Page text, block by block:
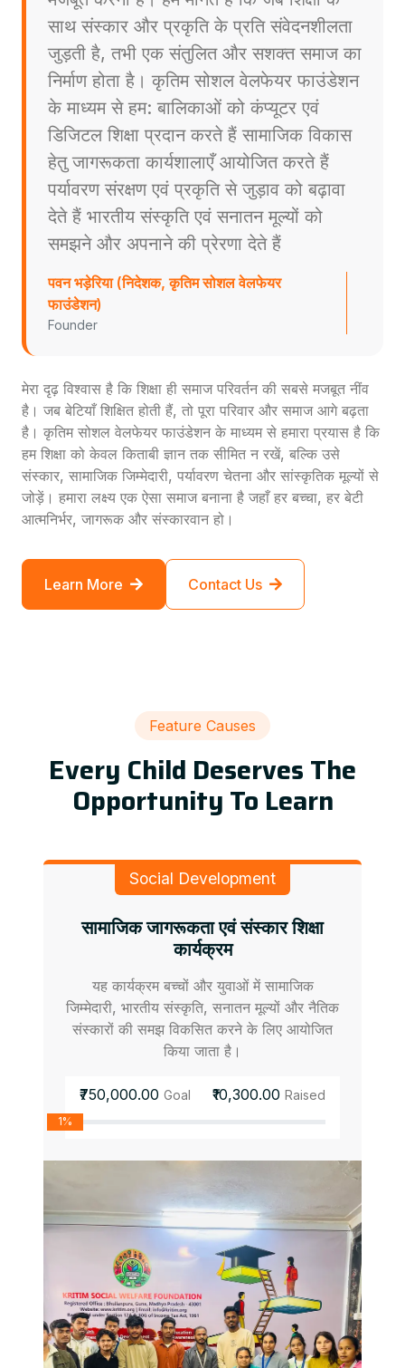
साथ संस्कार और प्रकृति के प्रति संवेदनशीलता
जुड़ती है, तभी एक संतुलित और सशक्त समाज का
निर्माण होता है। कृतिम सोशल वेलफेयर फाउंडेशन
के माध्यम से हम: बालिकाओं को कंप्यूटर एवं
डिजिटल शिक्षा प्रदान करते हैं सामाजिक विकास
हेतु जागरूकता कार्यशालाएँ आयोजित करते हैं
पर्यावरण संरक्षण एवं प्रकृति से जुड़ाव को बढ़ावा
देते हैं भारतीय संस्कृति एवं सनातन मूल्यों को
समझने और अपनाने की प्रेरणा देते हैं
पवन भड़ेरिया (निदेशक, कृतिम सोशल वेलफेयर
फाउंडेशन)
Founder
मेरा दृढ़ विश्वास है कि शिक्षा ही समाज परिवर्तन की सबसे मजबूत नींव
है। जब बेटियाँ शिक्षित होती हैं, तो पूरा परिवार और समाज आगे बढ़ता
है। कृतिम सोशल वेलफेयर फाउंडेशन के माध्यम से हमारा प्रयास है कि
हम शिक्षा को केवल किताबी ज्ञान तक सीमित न रखें, बल्कि उसे
संस्कार, सामाजिक जिम्मेदारी, पर्यावरण चेतना और सांस्कृतिक मूल्यों से
जोड़ें। हमारा लक्ष्य एक ऐसा समाज बनाना है जहाँ हर बच्चा, हर बेटी
आत्मनिर्भर, जागरूक और संस्कारवान हो।
Learn More Contact Us
Feature Causes
Every Child Deserves The
Opportunity To Learn
Social Development
सामाजिक जागरूकता एवं संस्कार शिक्षा
कार्यक्रम
यह कार्यक्रम बच्चों और युवाओं में सामाजिक
जिम्मेदारी, भारतीय संस्कृति, सनातन मूल्यों और नैतिक
संस्कारों की समझ विकसित करने के लिए आयोजित
किया जाता है।
₹750,000.00 Goal ₹10,300.00 Raised
1%